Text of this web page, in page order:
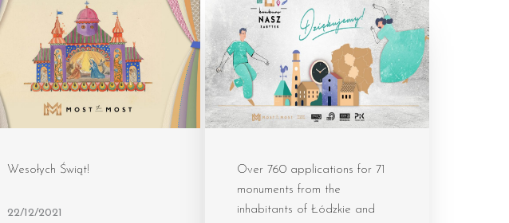
Wesołych Świąt!
22/12/2021
Over 760 applications for 71
monuments from the
inhabitants of Łódzkie and